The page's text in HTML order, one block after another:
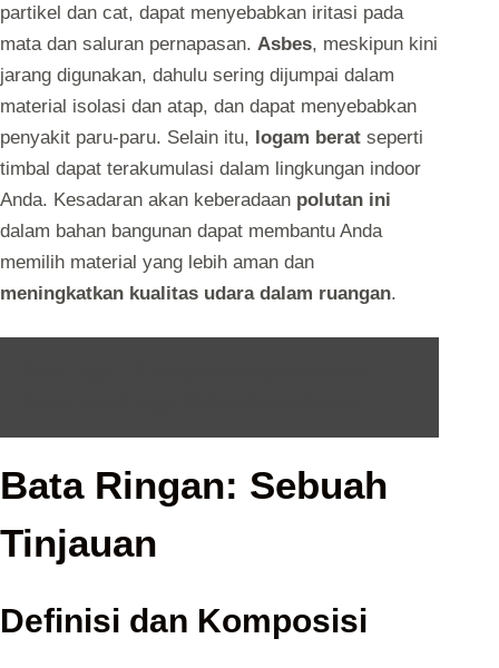
partikel dan cat, dapat menyebabkan iritasi pada
mata dan saluran pernapasan. Asbes, meskipun kini
jarang digunakan, dahulu sering dijumpai dalam
material isolasi dan atap, dan dapat menyebabkan
penyakit paru-paru. Selain itu, logam berat seperti
timbal dapat terakumulasi dalam lingkungan indoor
Anda. Kesadaran akan keberadaan polutan ini
dalam bahan bangunan dapat membantu Anda
memilih material yang lebih aman dan
meningkatkan kualitas udara dalam ruangan.
Bata Ringan: Sebuah
Tinjauan
Definisi dan Komposisi